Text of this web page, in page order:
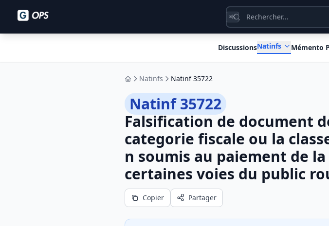
⌘K
DiscussionsNatinfs Mémento
AccueilNatinfs Natinf 35722
Natinf 35722
Falsification de document
categorie fiscale ou la
n soumis au paiement de
certaines voies du public
Copier Partager